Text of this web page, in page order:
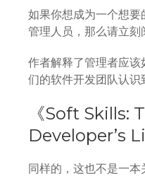
如果你想成为一个想
管理人员，那么请立刻
作者解释了管理者应
们的软件开发团队认识
《Soft Skills:
Developer’s
同样的，这也不是一